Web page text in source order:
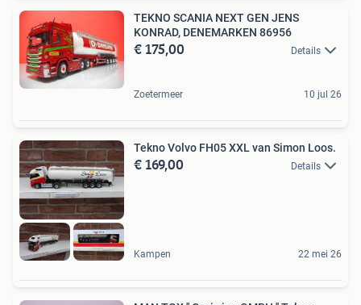
TEKNO SCANIA NEXT GEN JENS
KONRAD, DENEMARKEN 86956
€ 175,00 Details
Zoetermeer 10 jul 26
Tekno Volvo FH05 XXL van Simon Loos.
€ 169,00 Details
Kampen 22 mei 26